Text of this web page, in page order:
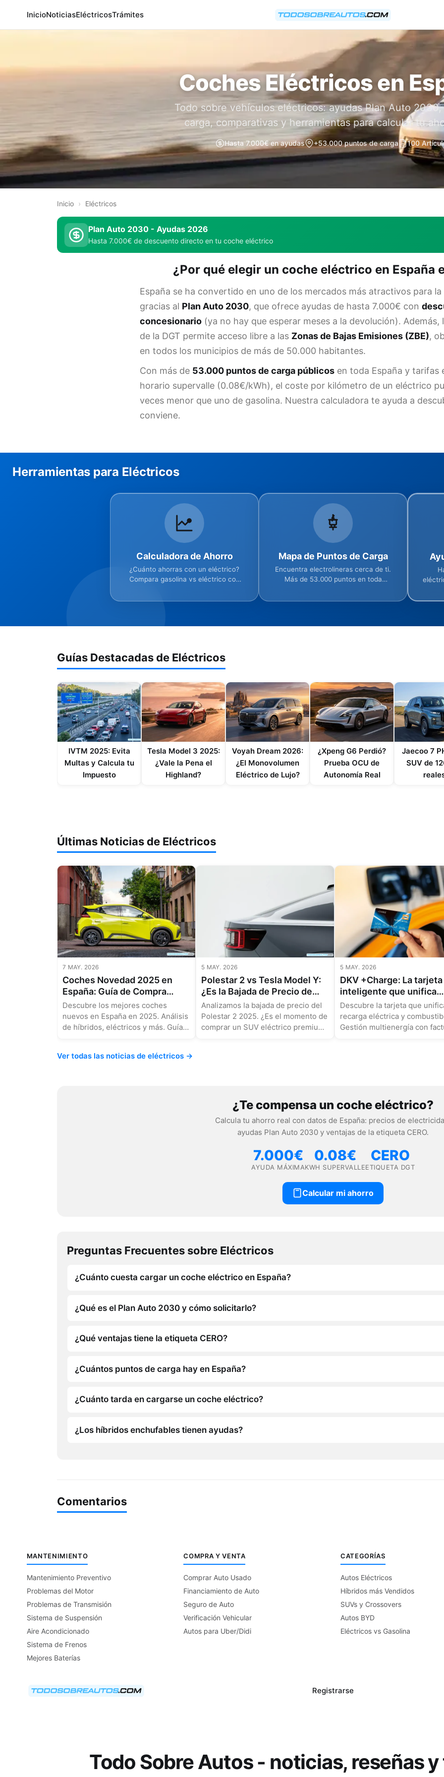
InicioNoticiasEléctricosTrámites
Coches Eléctricos en
Todo sobre vehículos eléctricos: ayudas Plan Auto
carga, comparativas y herramientas para calcular tu
Hasta 7.000€ en ayudas +53.000 puntos de carga 100
Inicio › Eléctricos
Plan Auto 2030 - Ayudas 2026
Hasta 7.000€ de descuento directo en tu coche eléctrico
¿Por qué elegir un coche eléctrico en España
España se ha convertido en uno de los mercados más atractivos para
gracias al Plan Auto 2030, que ofrece ayudas de hasta 7.000€ con
concesionario (ya no hay que esperar meses a la devolución). Además,
de la DGT permite acceso libre a las Zonas de Bajas Emisiones (ZBE),
en todos los municipios de más de 50.000 habitantes.
Con más de 53.000 puntos de carga públicos en toda España y tarifas
horario supervalle (0.08€/kWh), el coste por kilómetro de un eléctrico
veces menor que uno de gasolina. Nuestra calculadora te ayuda a
conviene.
Herramientas para Eléctricos
Calculadora de Ahorro
¿Cuánto ahorras con un eléctrico?
Compara gasolina vs eléctrico con
Mapa de Puntos de Carga
Encuentra electrolineras cerca de ti.
Más de 53.000 puntos en toda
Guías Destacadas de Eléctricos
IVTM 2025: Evita
Multas y Calcula tu
Impuesto
Tesla Model 3 2025:
¿Vale la Pena el
Highland?
Voyah Dream 2026:
¿El Monovolumen
Eléctrico de Lujo?
¿Xpeng G6 Perdió?
Prueba OCU de
Autonomía Real
Jaecoo 7
SUV de
Últimas Noticias de Eléctricos
7 MAY. 2026
Coches Novedad 2025 en
España: Guía de Compra
Experta con los Modelos Más
Vendidos y Eficientes
Descubre los mejores coches
nuevos en España en 2025. Análisis
de híbridos, eléctricos y más. Guía
5 MAY. 2026
Polestar 2 vs Tesla Model Y:
¿Es la Bajada de Precio de
2025 el Momento para el SUV
Eléctrico Premium?
Analizamos la bajada de precio del
Polestar 2 2025. ¿Es el momento de
comprar un SUV eléctrico premium?
5 MAY. 2026
DKV +Charge: La tarjeta
inteligente que unifica
recarga eléctrica y
combustible para flotas
España
Descubre la tarjeta que
recarga eléctrica y
Gestión multienergía con
Ver todas las noticias de eléctricos →
¿Te compensa un coche eléctrico?
Calcula tu ahorro real con datos de España: precios de
ayudas Plan Auto 2030 y ventajas de la etiqueta CERO.
7.000€
AYUDA MÁXIMA
0.08€
KWH SUPERVALLE
CERO
ETIQUETA DGT
Calcular mi ahorro
Preguntas Frecuentes sobre Eléctricos
¿Cuánto cuesta cargar un coche eléctrico en España?
¿Qué es el Plan Auto 2030 y cómo solicitarlo?
¿Qué ventajas tiene la etiqueta CERO?
¿Cuántos puntos de carga hay en España?
¿Cuánto tarda en cargarse un coche eléctrico?
¿Los híbridos enchufables tienen ayudas?
Comentarios
MANTENIMIENTO
Mantenimiento Preventivo
Problemas del Motor
Problemas de Transmisión
Sistema de Suspensión
Aire Acondicionado
Sistema de Frenos
Mejores Baterías
COMPRA Y VENTA
Comprar Auto Usado
Financiamiento de Auto
Seguro de Auto
Verificación Vehicular
Autos para Uber/Didi
CATEGORÍAS
Autos Eléctricos
Híbridos más Vendidos
SUVs y Crossovers
Autos BYD
Eléctricos vs Gasolina
Registrarse
Todo Sobre Autos - noticias, reseñas